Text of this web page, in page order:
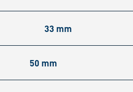
33 mm
50 mm